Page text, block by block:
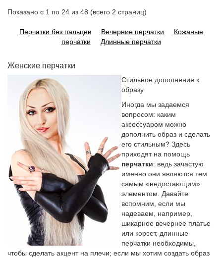
Показано с 1 по 24 из 48 (всего 2 страниц)
Перчатки без пальцев Вечерние перчатки
Кожаные
перчатки
Длинные перчатки
Женские перчатки
Стильное дополнение к
образу
Иногда мы задаемся
вопросом: каким
аксессуаром можно
дополнить образ и сделать
его стильным? Здесь
приходят на помощь
перчатки: ведь зачастую
именно они являются тем
самым «недостающим»
элементом. Давайте
вспомним, если мы
надеваем, например,
шикарное вечернее платье
или корсет, длинные
перчатки необходимы,
чтобы сделать акцент на плечи; если мы хотим создать образ